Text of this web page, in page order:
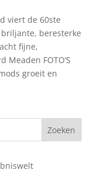
viert de 60ste
beresterke
fijne,
Meaden FOTO’S
groeit en